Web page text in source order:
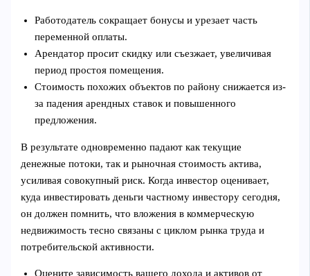
Работодатель сокращает бонусы и урезает часть
переменной оплаты.
Арендатор просит скидку или съезжает, увеличивая
период простоя помещения.
Стоимость похожих объектов по району снижается из-
за падения арендных ставок и повышенного
предложения.
В результате одновременно падают как текущие
денежные потоки, так и рыночная стоимость актива,
усиливая совокупный риск. Когда инвестор оценивает,
куда инвестировать деньги частному инвестору сегодня,
он должен помнить, что вложения в коммерческую
недвижимость тесно связаны с циклом рынка труда и
потребительской активности.
Оцените зависимость вашего дохода и активов от